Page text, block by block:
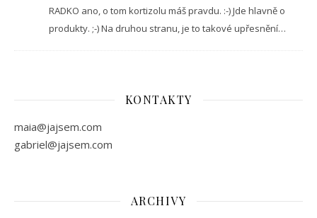
RADKO ano, o tom kortizolu máš pravdu. :-) Jde hlavně o
produkty. ;-) Na druhou stranu, je to takové upřesnění…
KONTAKTY
maia@jajsem.com
gabriel@jajsem.com
ARCHIVY